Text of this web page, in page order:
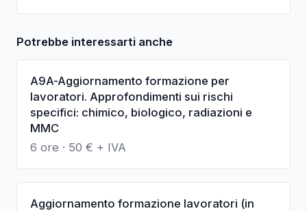
Potrebbe interessarti anche
A9A-Aggiornamento formazione per
lavoratori. Approfondimenti sui rischi
specifici: chimico, biologico, radiazioni e
MMC
6 ore · 50 € + IVA
Aggiornamento formazione lavoratori (in